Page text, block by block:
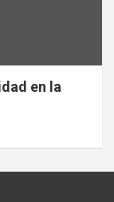
en la